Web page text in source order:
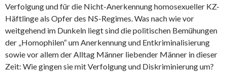
Verfolgung und für die Nicht-Anerkennung homosexueller KZ-
Häftlinge als Opfer des NS-Regimes. Was nach wie vor
weitgehend im Dunkeln liegt sind die politischen Bemühungen
der „Homophilen“ um Anerkennung und Entkriminalisierung
sowie vor allem der Alltag Männer liebender Männer in dieser
Zeit: Wie gingen sie mit Verfolgung und Diskriminierung um?